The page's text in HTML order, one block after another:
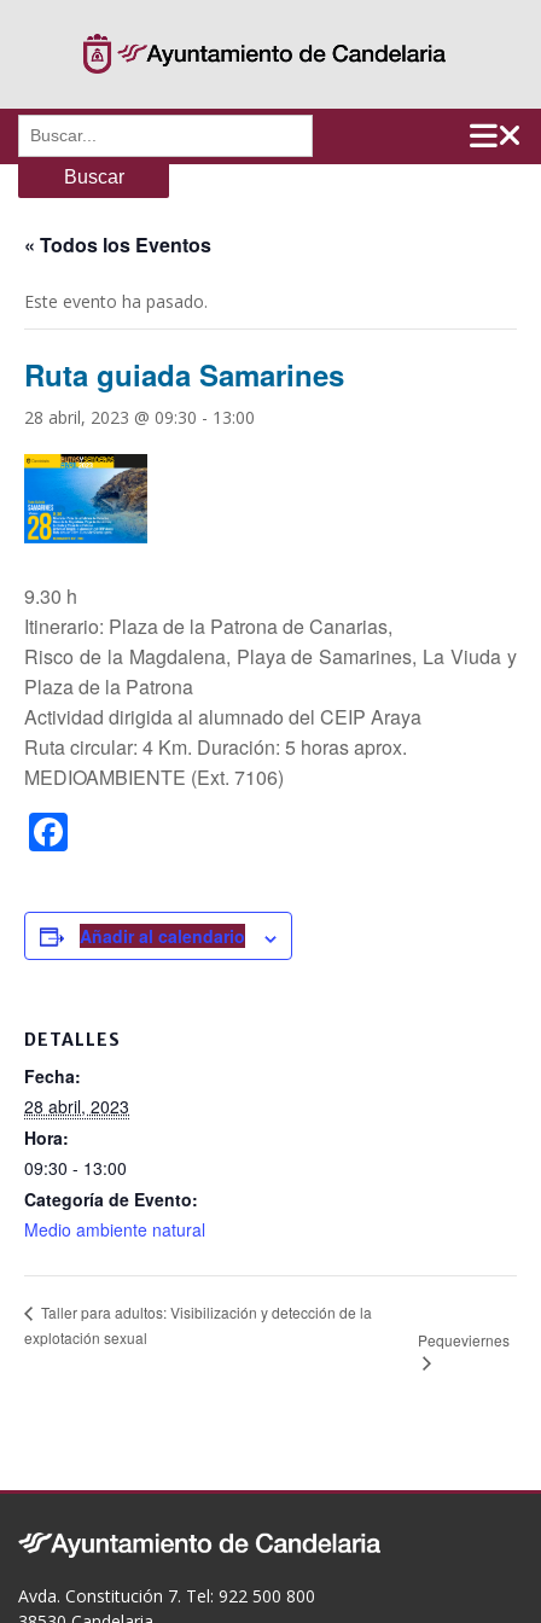
Buscar:
« Todos los Eventos
Este evento ha pasado.
Ruta guiada Samarines
28 abril, 2023 @ 09:30 - 13:00
9.30 h
Itinerario: Plaza de la Patrona de Canarias,
Risco de la Magdalena, Playa de Samarines, La Viuda y
Plaza de la Patrona
Actividad dirigida al alumnado del CEIP Araya
Ruta circular: 4 Km. Duración: 5 horas aprox.
MEDIOAMBIENTE (Ext. 7106)
c
e
o
o
k
Añadir al calendario
DETALLES
Fecha:
28 abril, 2023
Hora:
09:30 - 13:00
Categoría de Evento:
Medio ambiente natural
Taller para adultos: Visibilización y detección de la
explotación sexual
Pequeviernes
Avda. Constitución 7. Tel: 922 500 800